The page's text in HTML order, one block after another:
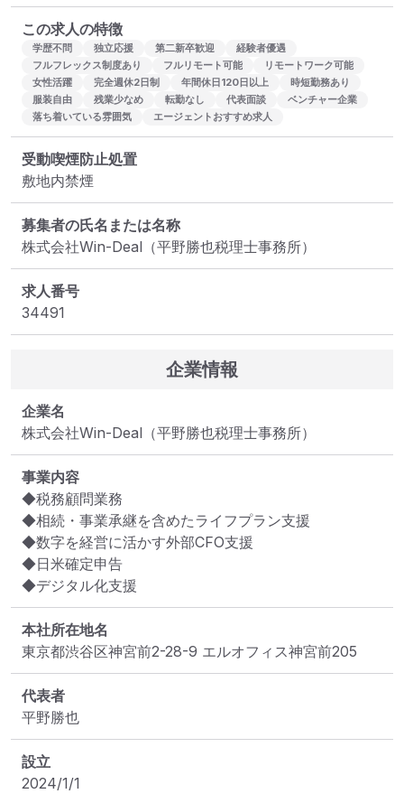
この求人の特徴
学歴不問 独立応援 第二新卒歓迎
経験者優遇
フルフレックス制度あり
フルリモート可能
リモートワーク可能
女性活躍
完全週休2日制 年間休日120日以上
時短勤務あり
服装自由
残業少なめ 転勤なし 代表面談
ベンチャー企業
落ち着いている雰囲気
エージェントおすすめ求人
受動喫煙防止処置
敷地内禁煙
募集者の氏名または名称
株式会社Win-Deal（平野勝也税理士事務所）
求人番号
34491
企業情報
企業名
株式会社Win-Deal（平野勝也税理士事務所）
事業内容
◆税務顧問業務
◆相続・事業承継を含めたライフプラン支援
◆数字を経営に活かす外部CFO支援
◆日米確定申告
◆デジタル化支援
本社所在地名
東京都渋谷区神宮前2-28-9 エルオフィス神宮前205
代表者
平野勝也
設立
2024/1/1